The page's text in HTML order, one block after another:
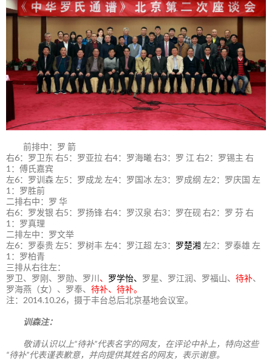
前排中：罗 箭
右6：罗卫东 右5：罗亚拉 右4：罗海曦 右3：罗 江 右2：罗锡主 右
1：傅氏嘉宾
左6：罗训森 左5：罗成龙 左4：罗国冰 左3：罗成纲 左2：罗庆国 左
1：罗胜前
二排右中：罗 华
右6：罗发银 右5：罗扬锋 右4：罗汉泉 右3：罗在砚 右2：罗 芬 右
1：罗真理
二排左中：罗文举
左6：罗泰贵 左5：罗树丰 左4：罗江超 左3： 罗楚湘 左2：罗泰雄 左
1：罗柏青
三排从右往左：
罗卫、罗刚、罗勋、罗川 、 罗学怡、 罗星、罗江润、罗福山、 待补、
罗海燕（女）、罗奉、 待补、待补。
注：2014.10.26，摄于丰台总后北京基地会议室。
训森注：
敬请认识以上“待补”代表名字的网友，在评论中补上，特向这些
“待补”代表谨表歉意，并向提供其姓名的网友，表示谢意。